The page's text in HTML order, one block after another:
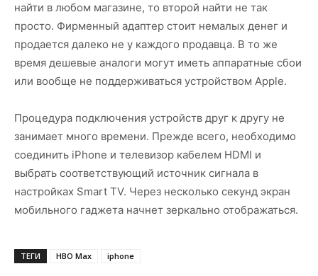
найти в любом магазине, то второй найти не так
просто. Фирменный адаптер стоит немалых денег и
продается далеко не у каждого продавца. В то же
время дешевые аналоги могут иметь аппаратные сбои
или вообще не поддерживаться устройством Apple.
Процедура подключения устройств друг к другу не
занимает много времени. Прежде всего, необходимо
соединить iPhone и телевизор кабелем HDMI и
выбрать соответствующий источник сигнала в
настройках Smart TV. Через несколько секунд экран
мобильного гаджета начнет зеркально отображаться.
ТЕГИ HBO Max iphone